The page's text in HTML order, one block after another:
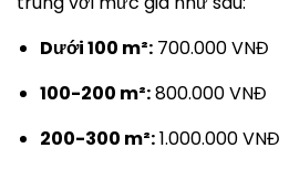
Dưới 100 m²:700.000 VNĐ
100-200 m²:800.000 VNĐ
200-300 m²:1.000.000 VNĐ